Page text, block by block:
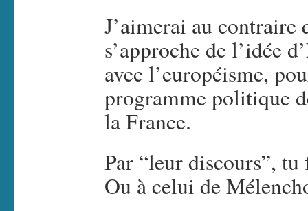
J’aimerai au contraire
s’approche de l’idée
avec l’européisme,
programme politique
la France.
Par “leur discours”,
Ou à celui de